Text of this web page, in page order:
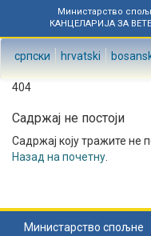
Министарство
КАНЦЕЛАРИЈА ЗА
српски hrvatski
404
Садржај не постоји
Садржај коју тражите не
Назад на почетну
Министарство спољне